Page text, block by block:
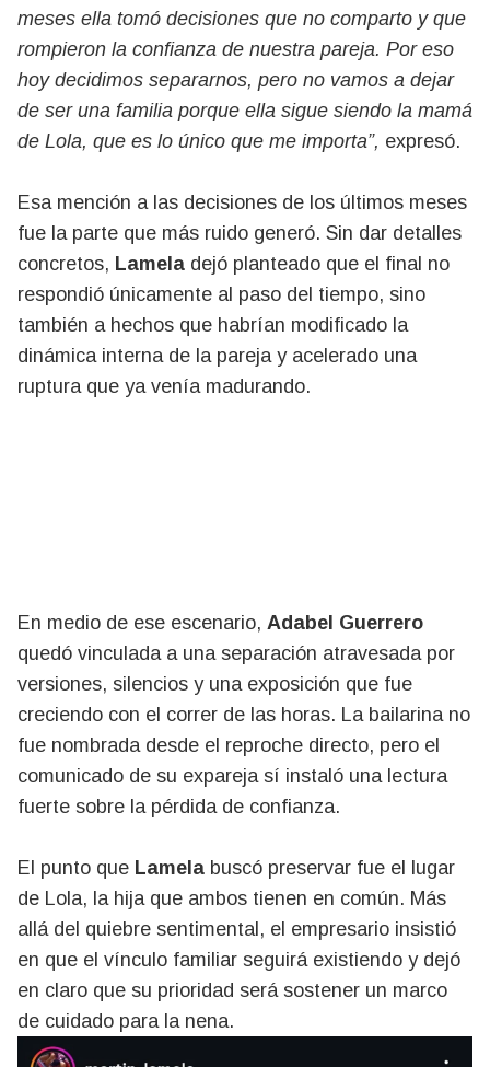
meses ella tomó decisiones que no comparto y que
rompieron la confianza de nuestra pareja. Por eso
hoy decidimos separarnos, pero no vamos a dejar
de ser una familia porque ella sigue siendo la mamá
de Lola, que es lo único que me importa”, expresó.
Esa mención a las decisiones de los últimos meses
fue la parte que más ruido generó. Sin dar detalles
concretos, Lamela dejó planteado que el final no
respondió únicamente al paso del tiempo, sino
también a hechos que habrían modificado la
dinámica interna de la pareja y acelerado una
ruptura que ya venía madurando.
En medio de ese escenario, Adabel Guerrero
quedó vinculada a una separación atravesada por
versiones, silencios y una exposición que fue
creciendo con el correr de las horas. La bailarina no
fue nombrada desde el reproche directo, pero el
comunicado de su expareja sí instaló una lectura
fuerte sobre la pérdida de confianza.
El punto que Lamela buscó preservar fue el lugar
de Lola, la hija que ambos tienen en común. Más
allá del quiebre sentimental, el empresario insistió
en que el vínculo familiar seguirá existiendo y dejó
en claro que su prioridad será sostener un marco
de cuidado para la nena.